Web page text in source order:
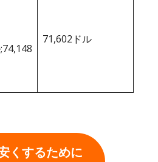
71,602ドル
くするために